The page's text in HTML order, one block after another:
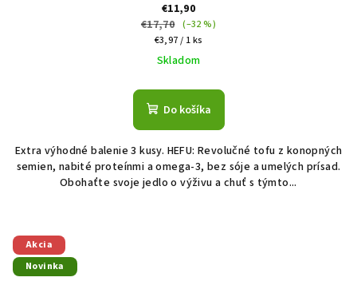
€11,90
€17,70 (–32 %)
Jednotková
cena:
€3,97 / 1 ks
Skladom
Do košíka
Extra výhodné balenie 3 kusy. HEFU: Revolučné tofu z konopných
semien, nabité proteínmi a omega-3, bez sóje a umelých prísad.
Obohaťte svoje jedlo o výživu a chuť s týmto...
Akcia
Novinka